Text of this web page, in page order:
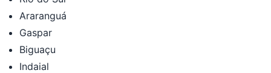
Araranguá
Gaspar
Biguaçu
Indaial